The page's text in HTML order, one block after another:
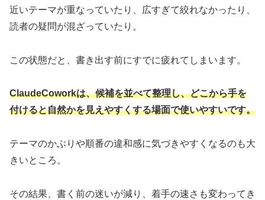
近いテーマが重なっていたり、広すぎて絞れなかったり、
読者の疑問が混ざっていたり。
この状態だと、書き出す前にすでに疲れてしまいます。
ClaudeCoworkは、候補を並べて整理し、どこから手を
付けると自然かを見えやすくする場面で使いやすいです。
テーマのかぶりや順番の違和感に気づきやすくなるのも大
きいところ。
その結果、書く前の迷いが減り、着手の速さも変わってき